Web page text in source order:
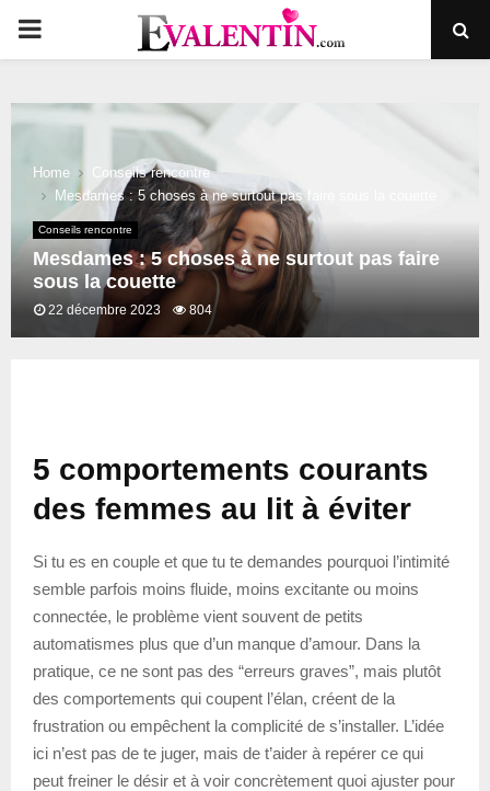
PRIMARY
Home
Conseils rencontre
Mesdames : 5 choses à ne surtout pas faire sous la couette
Conseils rencontre
Mesdames : 5 choses à ne surtout pas faire
sous la couette
22 décembre 2023 804
5 comportements courants
des femmes au lit à éviter
Si tu es en couple et que tu te demandes pourquoi l’intimité
semble parfois moins fluide, moins excitante ou moins
connectée, le problème vient souvent de petits
automatismes plus que d’un manque d’amour. Dans la
pratique, ce ne sont pas des “erreurs graves”, mais plutôt
des comportements qui coupent l’élan, créent de la
frustration ou empêchent la complicité de s’installer. L’idée
ici n’est pas de te juger, mais de t’aider à repérer ce qui
peut freiner le désir et à voir concrètement quoi ajuster pour